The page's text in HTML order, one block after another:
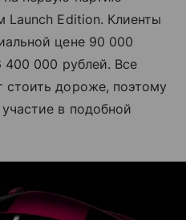
Launch Edition. Клиенты
цене 90 000
400 000 рублей. Все
стоить дороже, поэтому
в подобной